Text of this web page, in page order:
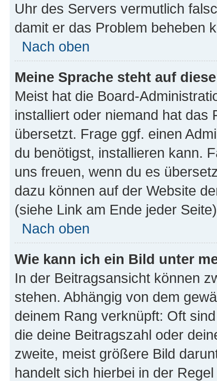
Uhr des Servers vermutlich
damit er das Problem beheben
Nach oben
Meine Sprache steht auf
Meist hat die Board-
installiert oder niemand hat das
übersetzt. Frage ggf. einen
du benötigst, installieren kann.
uns freuen, wenn du es
dazu können auf der Website
(siehe Link am Ende jeder
Nach oben
Wie kann ich ein Bild unter
In der Beitragsansicht können
stehen. Abhängig von dem
deinem Rang verknüpft: Oft
die deine Beitragszahl oder
zweite, meist größere Bild
handelt sich hierbei in der